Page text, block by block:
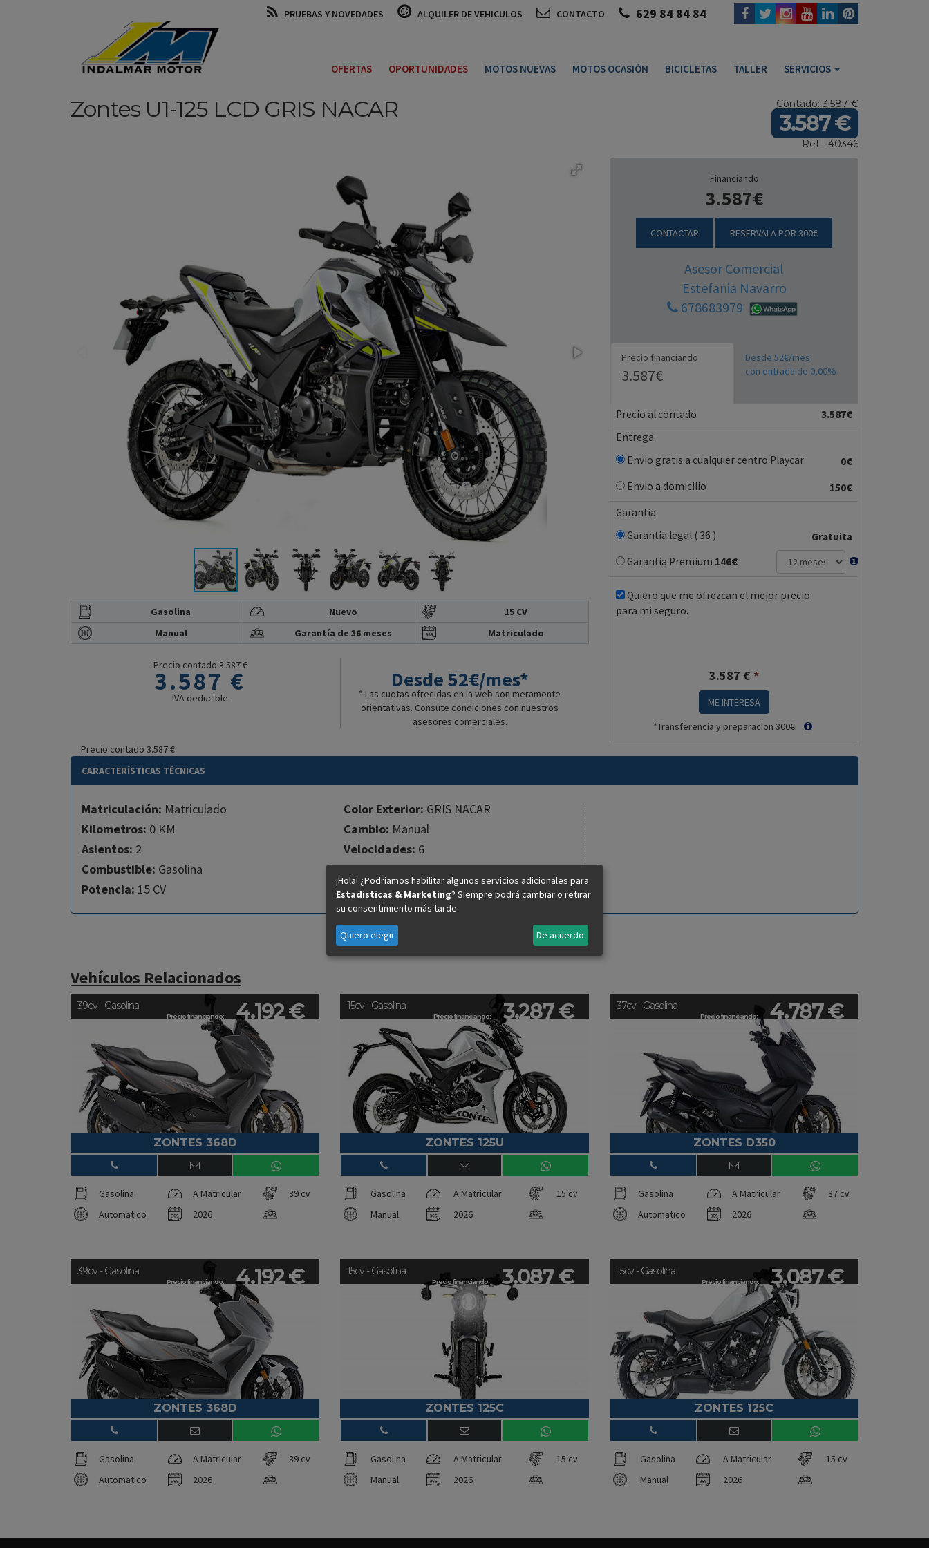
PRUEBAS Y NOVEDADES ALQUILER DE VEHICULOS CONTACTO 629 84 84 84
OFERTAS OPORTUNIDADES MOTOS NUEVAS MOTOS OCASIÓN BICICLETAS TALLER SERVICIOS
Contado: 3.587 €
3.587 €
Ref - 40346
Zontes U1-125 LCD GRIS NACAR
Gasolina Nuevo
15 CV
Manual
Garantía de 36 meses Matriculado
Precio contado 3.587 €
3.587 €
IVA deducible
Desde 52€/mes*
* Las cuotas ofrecidas en la web son meramente
orientativas. Consute condiciones con nuestros
asesores comerciales.
Precio contado 3.587 €
Financiando
3.587€
CONTACTAR RESERVALA POR 300€
Asesor Comercial
Estefania Navarro
678683979
Precio financiando
3.587€
Desde 52€/mes
con entrada de 0,00%
Precio al contado
3.587€
Entrega
Envio gratis a cualquier centro Playcar
0€
Envio a domicilio
150€
Garantia
Garantia legal ( 36 )
Gratuita
Garantia Premium 146€
Quiero que me ofrezcan el mejor precio
para mi seguro.
3.587 € *
ME INTERESA
*Transferencia y preparacion 300€.
CARACTERÍSTICAS TÉCNICAS
Matriculación: Matriculado
Kilometros: 0 KM
Asientos: 2
Combustible: Gasolina
Potencia: 15 CV
Color Exterior: GRIS NACAR
Cambio: Manual
Velocidades: 6
Cilindros:1
Cilindrada:125 cc.
Vehículos Relacionados
Precio financiando: 4.192 €
39cv - Gasolina
ZONTES 368D
Gasolina A Matricular
39 cv
Automatico
2026
Precio financiando: 3.287 €
15cv - Gasolina
ZONTES 125U
Gasolina A Matricular
15 cv
Manual
2026
Precio financiando: 4.787 €
37cv - Gasolina
ZONTES D350
Gasolina A Matricular
37 cv
Automatico
2026
Precio financiando: 4.192 €
39cv - Gasolina
ZONTES 368D
Gasolina A Matricular
39 cv
Automatico
2026
Precio financiando: 3.087 €
15cv - Gasolina
ZONTES 125C
Gasolina A Matricular
15 cv
Manual
2026
Precio financiando: 3.087 €
15cv - Gasolina
ZONTES 125C
Gasolina A Matricular
15 cv
Manual
2026
¡Hola! ¿Podríamos habilitar algunos servicios adicionales para
Estadisticas & Marketing? Siempre podrá cambiar o retirar
su consentimiento más tarde.
Quiero elegir De acuerdo